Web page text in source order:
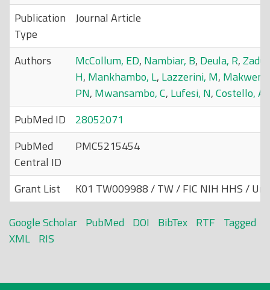
Publication
Type
Journal Article
Authors McCollum, ED, Nambiar, B, Deula, R,
H, Mankhambo, L, Lazzerini, M,
PN, Mwansambo, C, Lufesi, N,Costello, A
PubMed ID
28052071
PubMed
Central ID
PMC5215454
Grant List K01 TW009988 / TW / FIC NIH HHS /
Google Scholar PubMed DOI BibTex RTF Tagged
XML RIS